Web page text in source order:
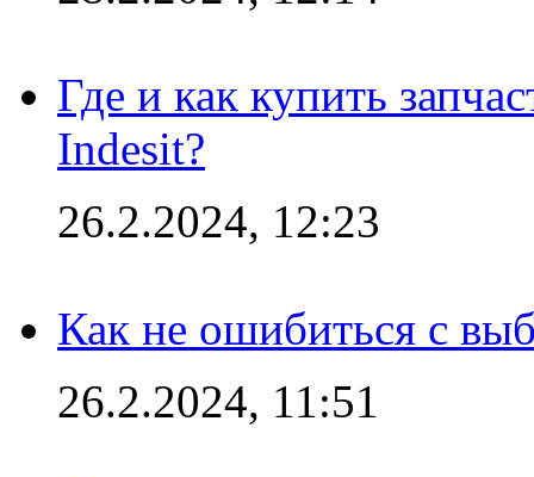
Где и как купить
Indesit?
26.2.2024, 12:23
Как не ошибиться с
26.2.2024, 11:51